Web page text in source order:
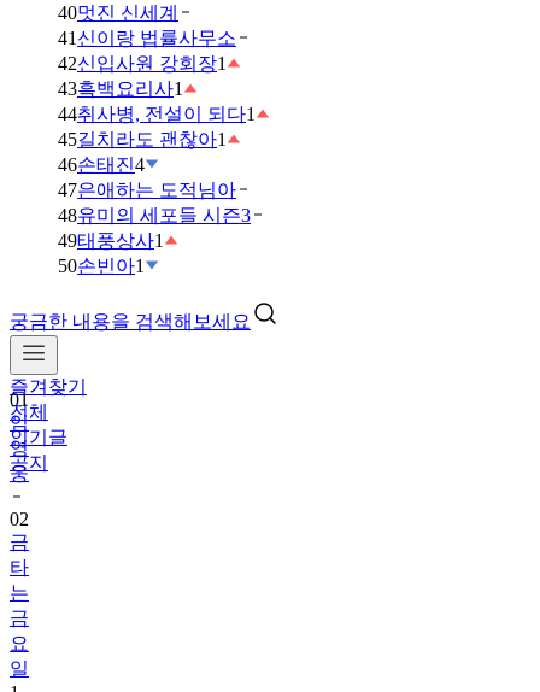
40멋진 신세계
41 신이랑 법률사무소
42신입사원 강회장1
43흑백요리사1
44취사병, 전설이 되다1
45길치라도 괜찮아1
46손태진4
47은애하는 도적님아
48유미의 세포들 시즌3
49태풍상사1
50손빈아1
궁금한 내용을 검색해보세요
즐겨찾기
전체
인기글
공지
01
임
영
웅
02
금
타
는
금
요
일